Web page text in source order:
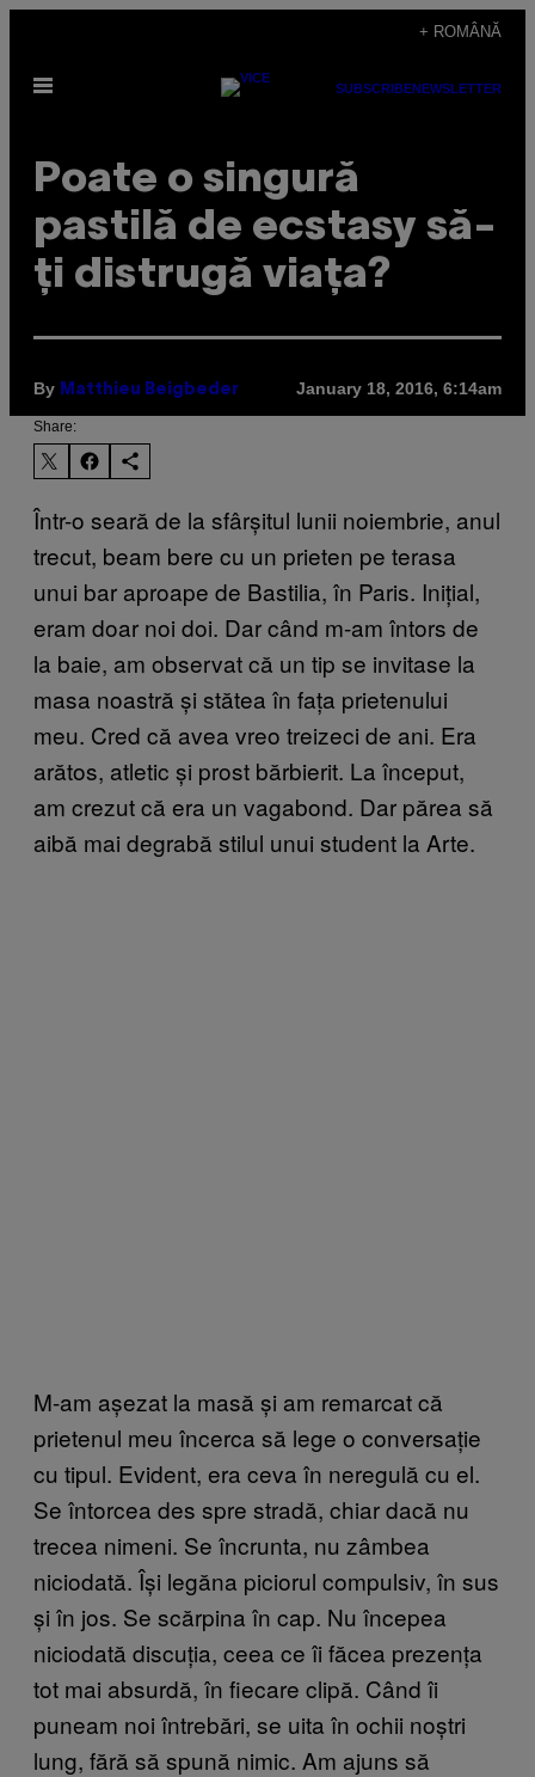
content
+ ROMÂNĂ
Open
SUBSCRIBENEWSLETTER
Poate o singură
pastilă de ecstasy să-
ți distrugă viața?
By Matthieu Beigbeder January 18, 2016, 6:14am
Share:
Într-o seară de la sfârșitul lunii noiembrie, anul
trecut, beam bere cu un prieten pe terasa
unui bar aproape de Bastilia, în Paris. Inițial,
eram doar noi doi. Dar când m-am întors de
la baie, am observat că un tip se invitase la
masa noastră și stătea în fața prietenului
meu. Cred că avea vreo treizeci de ani. Era
arătos, atletic și prost bărbierit. La început,
am crezut că era un vagabond. Dar părea să
aibă mai degrabă stilul unui student la Arte.
M-am așezat la masă și am remarcat că
prietenul meu încerca să lege o conversație
cu tipul. Evident, era ceva în neregulă cu el.
Se întorcea des spre stradă, chiar dacă nu
trecea nimeni. Se încrunta, nu zâmbea
niciodată. Își legăna piciorul compulsiv, în sus
și în jos. Se scărpina în cap. Nu începea
niciodată discuția, ceea ce îi făcea prezența
tot mai absurdă, în fiecare clipă. Când îi
puneam noi întrebări, se uita în ochii noștri
lung, fără să spună nimic. Am ajuns să